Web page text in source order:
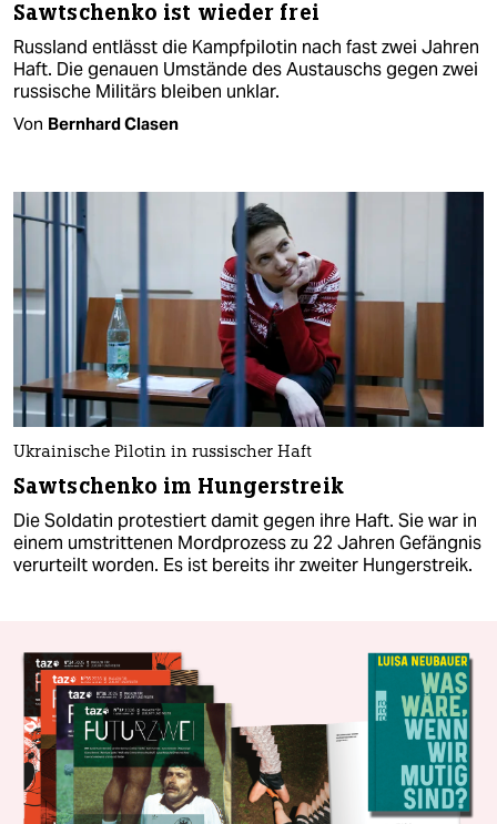
Sawtschenko ist wieder frei
Russland entlässt die Kampfpilotin nach fast zwei Jahren
Haft. Die genauen Umstände des Austauschs gegen zwei
russische Militärs bleiben unklar.
Von Bernhard Clasen
Ukrainische Pilotin in russischer Haft
Sawtschenko im Hungerstreik
Die Soldatin protestiert damit gegen ihre Haft. Sie war in
einem umstrittenen Mordprozess zu 22 Jahren Gefängnis
verurteilt worden. Es ist bereits ihr zweiter Hungerstreik.